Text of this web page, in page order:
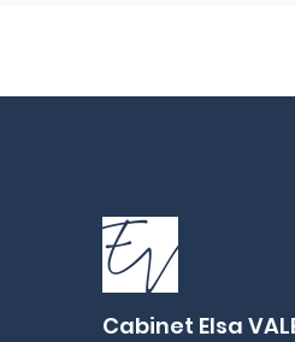
les impayés de
en trêve hivernale
faire en tant que
? ❄️
Cabinet Elsa